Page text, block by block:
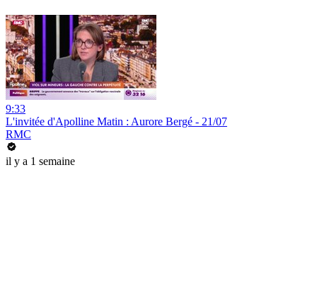
9:33
L'invitée d'Apolline Matin : Aurore Bergé - 21/07
RMC
il y a 1 semaine